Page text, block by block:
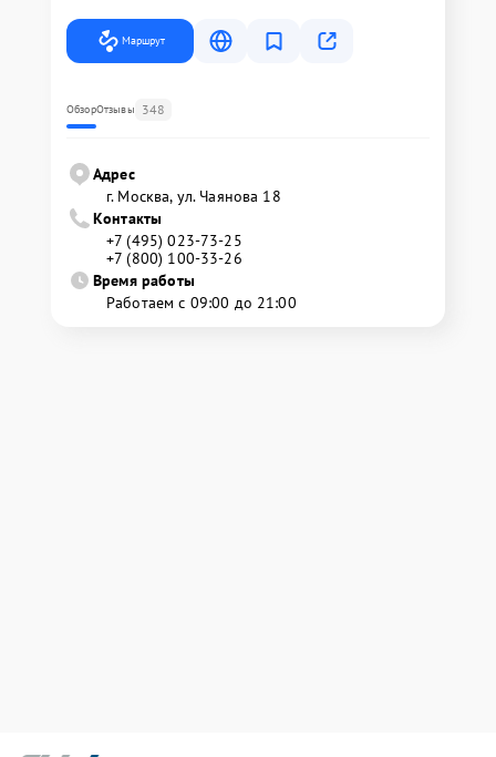
Маршрут
ОбзорОтзывы 348
Адрес
г. Москва, ул. Чаянова 18
Контакты
+7 (495) 023-73-25
+7 (800) 100-33-26
Время работы
Работаем с 09:00 до 21:00